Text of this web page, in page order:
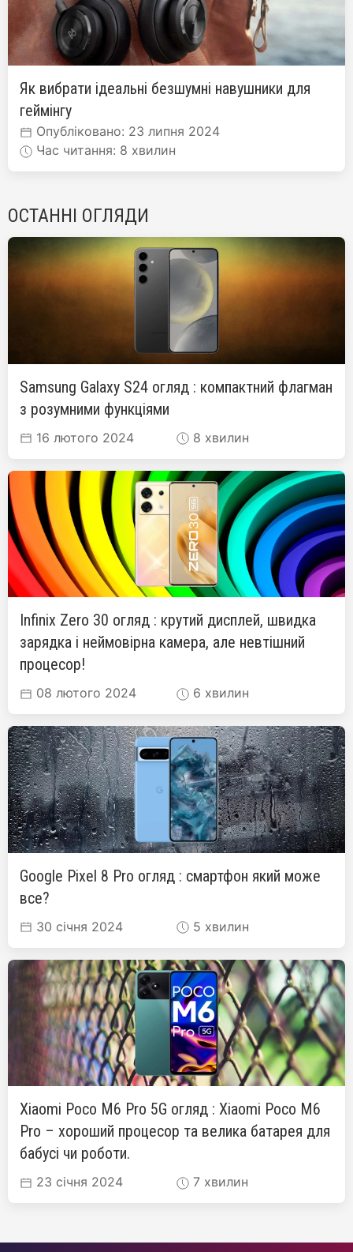
Як вибрати ідеальні безшумні навушники для
геймінгу
Опубліковано: 23 липня 2024
Час читання: 8 хвилин
ОСТАННІ ОГЛЯДИ
Samsung Galaxy S24 огляд : компактний флагман
з розумними функціями
16 лютого 2024 8 хвилин
Infinix Zero 30 огляд : крутий дисплей, швидка
зарядка і неймовірна камера, але невтішний
процесор!
08 лютого 2024 6 хвилин
Google Pixel 8 Pro огляд : смартфон який може
все?
30 січня 2024 5 хвилин
Xiaomi Poco M6 Pro 5G огляд : Xiaomi Poco M6
Pro – хороший процесор та велика батарея для
бабусі чи роботи.
23 січня 2024 7 хвилин